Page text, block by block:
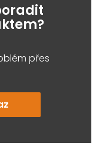
přes